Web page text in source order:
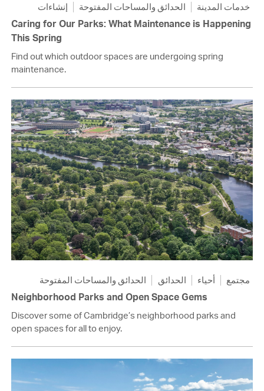
خدمات المدينة الحدائق والمساحات المفتوحة إنشاءات
Caring for Our Parks: What Maintenance is Happening
This Spring
Find out which outdoor spaces are undergoing spring
maintenance.
مجتمع أحياء الحدائق الحدائق والمساحات المفتوحة
Neighborhood Parks and Open Space Gems
Discover some of Cambridge’s neighborhood parks and
open spaces for all to enjoy.